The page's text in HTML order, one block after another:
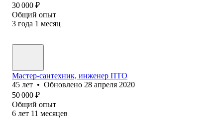
30 000 ₽
Общий опыт
3 года 1 месяц
Мастер-сантехник, инженер ПТО
45 лет • Обновлено 28 апреля 2020
50 000 ₽
Общий опыт
6 лет 11 месяцев